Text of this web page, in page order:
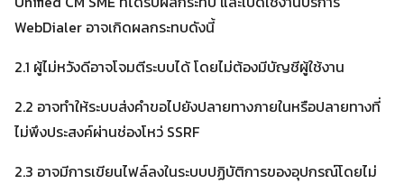
WebDialer อาจเกิดผลกระทบดังนี้
2.1 ผู้ไม่หวังดีอาจโจมตีระบบได้ โดยไม่ต้องมีบัญชีผู้ใช้งาน
2.2 อาจทำให้ระบบส่งคำขอไปยังปลายทางภายในหรือปลายทางที่
ไม่พึงประสงค์ผ่านช่องโหว่ SSRF
2.3 อาจมีการเขียนไฟล์ลงในระบบปฏิบัติการของอุปกรณ์โดยไม่